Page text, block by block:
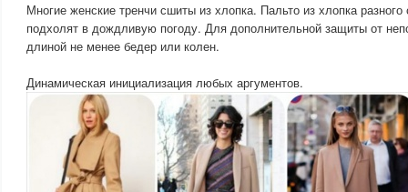
Многие женские тренчи сшиты из хлопка. Пальто из хлопка разного
подхолят в дождливую погоду. Для дополнительной защиты от
длиной не менее бедер или колен.
Динамическая инициализация любых аргументов.